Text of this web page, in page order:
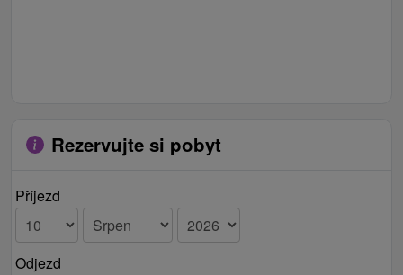
Rezervujte si pobyt
Příjezd
Odjezd